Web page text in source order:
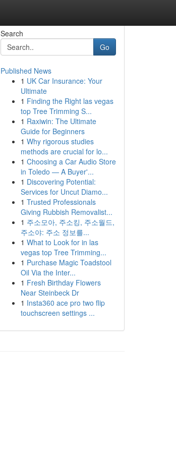
Search
Go
Published News
1 UK Car Insurance: Your
Ultimate
1 Finding the Right las vegas
top Tree Trimming S...
1 Raxiwin: The Ultimate
Guide for Beginners
1 Why rigorous studies
methods are crucial for lo...
1 Choosing a Car Audio Store
in Toledo — A Buyer'...
1 Discovering Potential:
Services for Uncut Diamo...
1 Trusted Professionals
Giving Rubbish Removalist...
1 주소모아, 주소킹, 주소월드,
주소야: 주소 정보를...
1 What to Look for in las
vegas top Tree Trimming...
1 Purchase Magic Toadstool
Oil Via the Inter...
1 Fresh Birthday Flowers
Near Steinbeck Dr
1 Insta360 ace pro two flip
touchscreen settings ...